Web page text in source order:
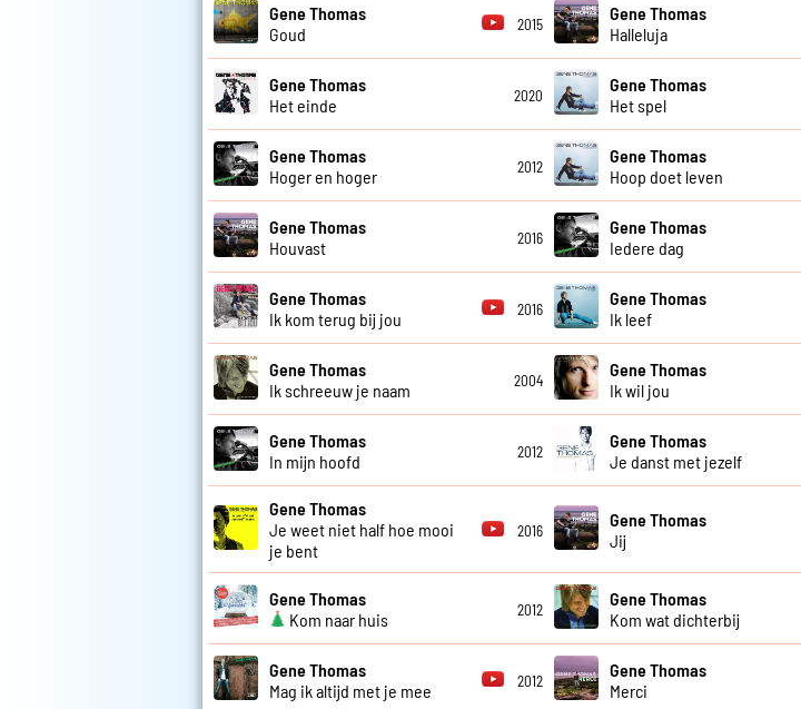
Gene Thomas
Goud
2015
Gene Thomas
Halleluja
Gene Thomas
Het einde
2020
Gene Thomas
Het spel
Gene Thomas
Hoger en hoger
2012
Gene Thomas
Hoop doet leven
Gene Thomas
Houvast
2016
Gene Thomas
Iedere dag
Gene Thomas
Ik kom terug bij jou
2016
Gene Thomas
Ik leef
Gene Thomas
Ik schreeuw je naam
2004
Gene Thomas
Ik wil jou
Gene Thomas
In mijn hoofd
2012
Gene Thomas
Je danst met jezelf
Gene Thomas
Je weet niet half hoe mooi
je bent
2016
Gene Thomas
Jij
Gene Thomas
Kom naar huis
2012
Gene Thomas
Kom wat dichterbij
Gene Thomas
Mag ik altijd met je mee
2012
Gene Thomas
Merci